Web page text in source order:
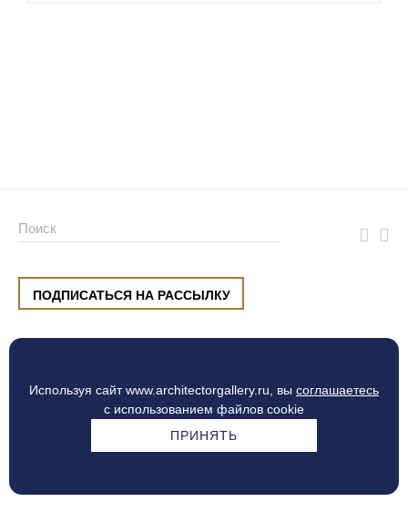
Используя сайт www.architectorgallery.ru, вы соглашаетесь
с использованием файлов cookie
ПРИНЯТЬ
ПОДПИСАТЬСЯ НА РАССЫЛКУ
ул. Малышева, 8, Екатеринбург
Процесс оплаты